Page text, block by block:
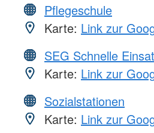
Pflegeschule
Karte: Link zur
SEG Schnelle
Karte: Link zur
Sozialstationen
Karte: Link zur